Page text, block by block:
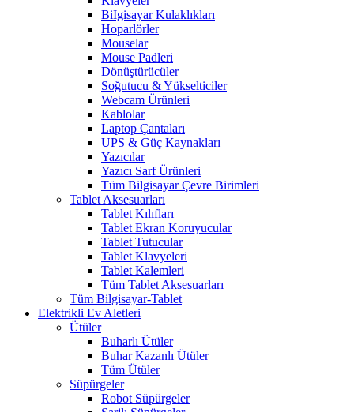
BiIgisayar Kulaklıkları
Hoparlörler
Mouselar
Mouse Padleri
Dönüştürücüler
Soğutucu & Yükselticiler
Webcam Ürünleri
Kablolar
Laptop Çantaları
UPS & Güç Kaynakları
Yazıcılar
Yazıcı Sarf Ürünleri
Tüm Bilgisayar Çevre Birimleri
Tablet Aksesuarları
Tablet Kılıfları
Tablet Ekran Koruyucular
Tablet Tutucular
Tablet Klavyeleri
Tablet Kalemleri
Tüm Tablet Aksesuarları
Tüm Bilgisayar-Tablet
Elektrikli Ev Aletleri
Ütüler
Buharlı Ütüler
Buhar Kazanlı Ütüler
Tüm Ütüler
Süpürgeler
Robot Süpürgeler